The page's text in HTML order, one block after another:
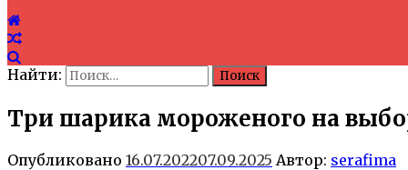
Найти:
Три шарика мороженого на
Опубликовано 16.07.202207.09.2025 Автор: serafima